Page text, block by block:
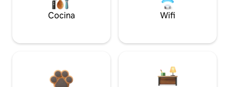
Cocina Wifi